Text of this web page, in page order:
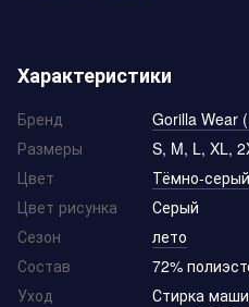
Характеристики
Бренд
Gorilla Wear
Размеры
S, M, L, XL,
Цвет
Тёмно-серый
Цвет рисунка
Серый
Сезон
лето
Состав
72%
Уход
Стирка